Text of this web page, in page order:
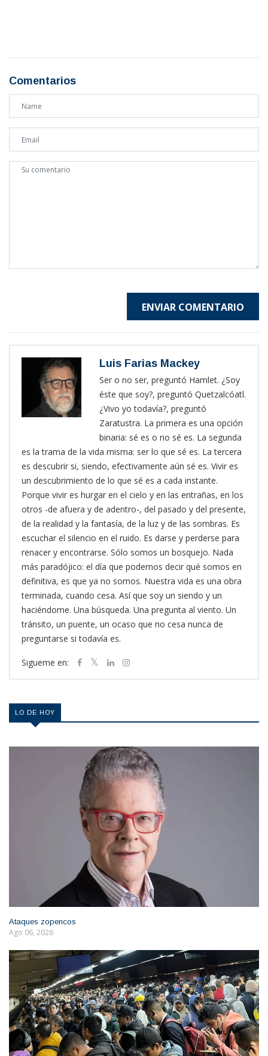
Comentarios
ENVIAR COMENTARIO
Luis Farias Mackey
Ser o no ser, preguntó Hamlet. ¿Soy
éste que soy?, preguntó Quetzalcóatl.
¿Vivo yo todavía?, preguntó
Zaratustra. La primera es una opción
binaria: sé es o no sé es. La segunda
es la trama de la vida misma: ser lo que sé es. La tercera
es descubrir si, siendo, efectivamente aún sé es. Vivir es
un descubrimiento de lo que sé es a cada instante.
Porque vivir es hurgar en el cielo y en las entrañas, en los
otros -de afuera y de adentro-, del pasado y del presente,
de la realidad y la fantasía, de la luz y de las sombras. Es
escuchar el silencio en el ruido. Es darse y perderse para
renacer y encontrarse. Sólo somos un bosquejo. Nada
más paradójico: el día que podemos decir qué somos en
definitiva, es que ya no somos. Nuestra vida es una obra
terminada, cuando cesa. Así que soy un siendo y un
haciéndome. Una búsqueda. Una pregunta al viento. Un
tránsito, un puente, un ocaso que no cesa nunca de
preguntarse si todavía es.
Sigueme en:
LO DE HOY
Ataques zopencos
Ago 06, 2026